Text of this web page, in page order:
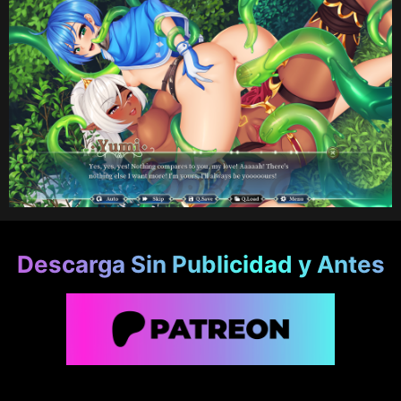
Descarga Sin Publicidad y Antes